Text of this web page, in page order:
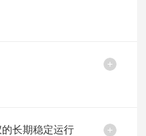
长期稳定运行